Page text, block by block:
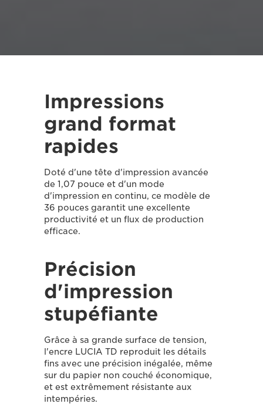
Impressions
grand format
rapides
Doté d'une tête d'impression avancée
de 1,07 pouce et d'un mode
d'impression en continu, ce modèle de
36 pouces garantit une excellente
productivité et un flux de production
efficace.
Précision
d'impression
stupéfiante
Grâce à sa grande surface de tension,
l'encre LUCIA TD reproduit les détails
fins avec une précision inégalée, même
sur du papier non couché économique,
et est extrêmement résistante aux
intempéries.